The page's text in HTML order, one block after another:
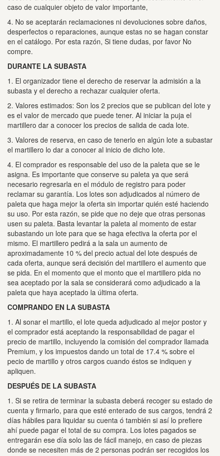
caso de cualquier objeto de valor importante,
4. No se aceptarán reclamaciones ni devoluciones sobre daños,
desperfectos o reparaciones, aunque estas no se hagan constar
en el catálogo. Por esta razón, Si tiene dudas, por favor No
compre.
DURANTE LA SUBASTA
1. El organizador tiene el derecho de reservar la admisión a la
subasta y el derecho a rechazar cualquier oferta.
2. Valores estimados: Son los 2 precios que se publican del lote y
es el valor de mercado que puede tener. Al iniciar la puja el
martillero dar a conocer los precios de salida de cada lote.
3. Valores de reserva, en caso de tenerlo en algún lote a subastar
el martillero lo dar a conocer al inicio de dicho lote.
4. El comprador es responsable del uso de la paleta que se le
asigna. Es importante que conserve su paleta ya que será
necesario regresarla en el módulo de registro para poder
reclamar su garantía. Los lotes son adjudicados al número de
paleta que haga mejor la oferta sin importar quién esté haciendo
su uso. Por esta razón, se pide que no deje que otras personas
usen su paleta. Basta levantar la paleta al momento de estar
subastando un lote para que se haga efectiva la oferta por el
mismo. El martillero pedirá a la sala un aumento de
aproximadamente 10 % del precio actual del lote después de
cada oferta, aunque será decisión del martillero el aumento que
se pida. En el momento que el monto que el martillero pida no
sea aceptado por la sala se considerará como adjudicado a la
paleta que haya aceptado la última oferta.
COMPRANDO EN LA SUBASTA
1. Al sonar el martillo, el lote queda adjudicado al mejor postor y
el comprador está aceptando la responsabilidad de pagar el
precio de martillo, incluyendo la comisión del comprador llamada
Premium, y los impuestos dando un total de 17.4 % sobre el
pecio de martillo y otros cargos cuando éstos se indiquen y
apliquen.
DESPUÉS DE LA SUBASTA
1. Si se retira de terminar la subasta deberá recoger su estado de
cuenta y firmarlo, para que esté enterado de sus cargos, tendrá 2
días hábiles para liquidar su cuenta ó también si así lo prefiere
ahí puede pagar el total de su compra. Los lotes pagados se
entregarán ese día solo las de fácil manejo, en caso de piezas
donde se necesiten más de 2 personas podrán ser recogidos los